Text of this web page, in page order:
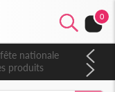
0
nationale
produits